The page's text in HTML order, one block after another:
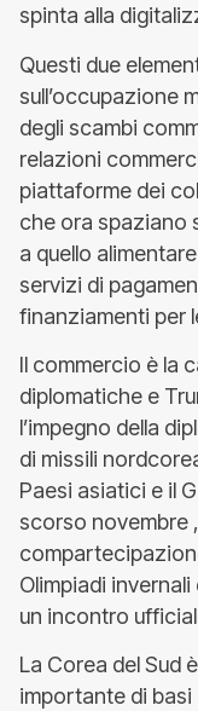
spinta alla
Questi due
sull’occupazione
degli scambi
relazioni
piattaforme dei
che ora spaziano
a quello
servizi di
finanziamenti per
Il commercio è la
diplomatiche e
l’impegno della
di missili
Paesi asiatici e il
scorso novembre
Olimpiadi
un incontro
La Corea del Sud
importante di basi